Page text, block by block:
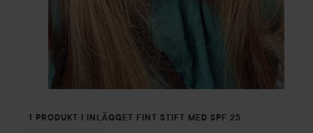
1 PRODUKT I INLÄGGET FINT STIFT MED SPF 25